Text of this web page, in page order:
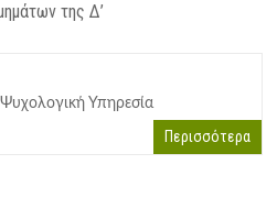
της Δ’
Ψυχολογική Υπηρεσία
Περισσότερα